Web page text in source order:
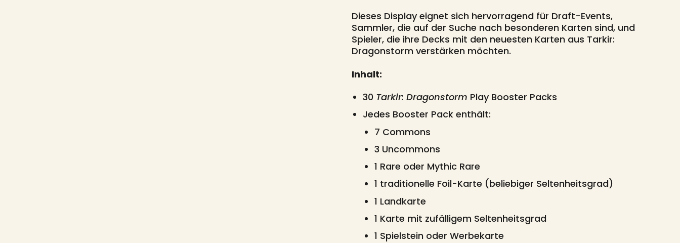
Dieses Display eignet sich hervorragend für Draft-Events,
Sammler, die auf der Suche nach besonderen Karten sind, und
Spieler, die ihre Decks mit den neuesten Karten aus Tarkir:
Dragonstorm verstärken möchten.
Inhalt:
30 Tarkir: Dragonstorm Play Booster Packs
Jedes Booster Pack enthält:
7 Commons
3 Uncommons
1 Rare oder Mythic Rare
1 traditionelle Foil-Karte (beliebiger Seltenheitsgrad)
1 Landkarte
1 Karte mit zufälligem Seltenheitsgrad
1 Spielstein oder Werbekarte